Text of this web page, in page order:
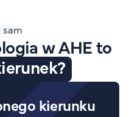
sam
w AHE to
kierunku